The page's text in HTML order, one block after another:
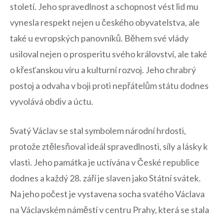
století. ⁣Jeho spravedlnost a schopnost vést lid ​mu
⁢vynesla respekt nejen ⁤u českého obyvatelstva, ‍ale
také u ⁢evropských⁢ panovníků. Během své ⁤vlády
usiloval nejen o⁢ prosperitu svého království, ale také
o křesťanskou víru ‌a kulturní rozvoj. Jeho chrabrý
postoj​ a odvaha ⁣v‍ boji ​proti nepřátelům státu dodnes
vyvolává‌ obdiv a úctu.
Svatý Václav se stal symbolem národní hrdosti,​
protože ztělesňoval ideál ‌spravedlnosti, ‍síly⁢ a​ lásky k
vlasti.‍ Jeho ⁢památka je uctívána v České republice
dodnes ⁢a každý⁢ 28.⁣ září je slaven jako ‌Státní svátek.
Na jeho ‍počest je vystavena socha svatého Václava
na Václavském náměstí v centru Prahy, ​která ⁤se ⁣stala